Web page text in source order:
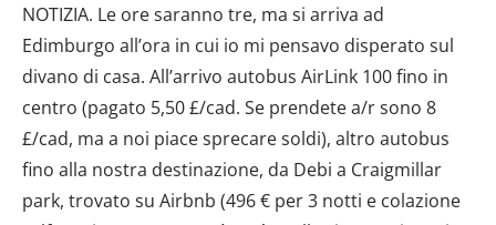
NOTIZIA. Le ore saranno tre, ma si arriva ad
Edimburgo all’ora in cui io mi pensavo disperato sul
divano di casa. All’arrivo autobus AirLink 100 fino in
centro (pagato 5,50 £/cad. Se prendete a/r sono 8
£/cad, ma a noi piace sprecare soldi), altro autobus
fino alla nostra destinazione, da Debi a Craigmillar
park, trovato su Airbnb (496 € per 3 notti e colazione